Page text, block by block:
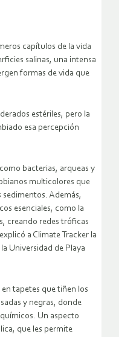
capítulos de la vida
salinas, una intensa
formas de vida que
estériles, pero la
esa percepción
bacterias, arqueas y
multicolores que
sedimentos. Además,
esenciales, como la
creando redes tróficas
a Climate Tracker la
Universidad de Playa
tapetes que tiñen los
y negras, donde
Un aspecto
que les permite